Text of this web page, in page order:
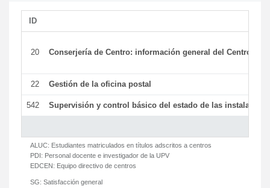
ID
20 Conserjería de Centro: información general del Centro y
22 Gestión de la oficina postal
542 Supervisión y control básico del estado de las
ALUC: Estudiantes matriculados en títulos adscritos a centros
PDI: Personal docente e investigador de la UPV
EDCEN: Equipo directivo de centros
SG: Satisfacción general